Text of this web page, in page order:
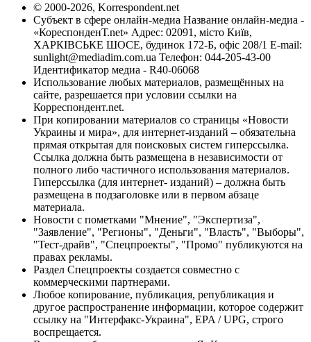
© 2000-2026, Korrespondent.net
Субъект в сфере онлайн-медиа Название онлайн-медиа -
«КореспонденТ.net» Адрес: 02091, місто Київ,
ХАРКІВСЬКЕ ШОСЕ, будинок 172-Б, офіс 208/1 E-mail:
sunlight@mediadim.com.ua Телефон: 044-205-43-00
Идентификатор медиа - R40-06068
Использование любых материалов, размещённых на
сайте, разрешается при условии ссылки на
Корреспондент.net.
При копировании материалов со страницы «Новости
Украины и мира», для интернет-изданий – обязательна
прямая открытая для поисковых систем гиперссылка.
Ссылка должна быть размещена в независимости от
полного либо частичного использования материалов.
Гиперссылка (для интернет- изданий) – должна быть
размещена в подзаголовке или в первом абзаце
материала.
Новости с пометками "Мнение", "Экспертиза",
"Заявление", "Регионы", "Деньги", "Власть", "Выборы",
"Тест-драйв", "Спецпроекты", "Промо" публикуются на
правах рекламы.
Раздел Спецпроекты создается совместно с
коммерческими партнерами.
Любое копирование, публикация, републикация и
другое распространение информации, которое содержит
ссылку на "Интерфакс-Украина", EPA / UPG, строго
воспрещается.